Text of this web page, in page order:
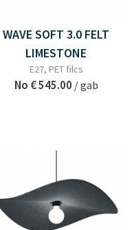
WAVE SOFT 3.0 FELT
LIMESTONE
E27, PET filcs
No € 545.00 / gab